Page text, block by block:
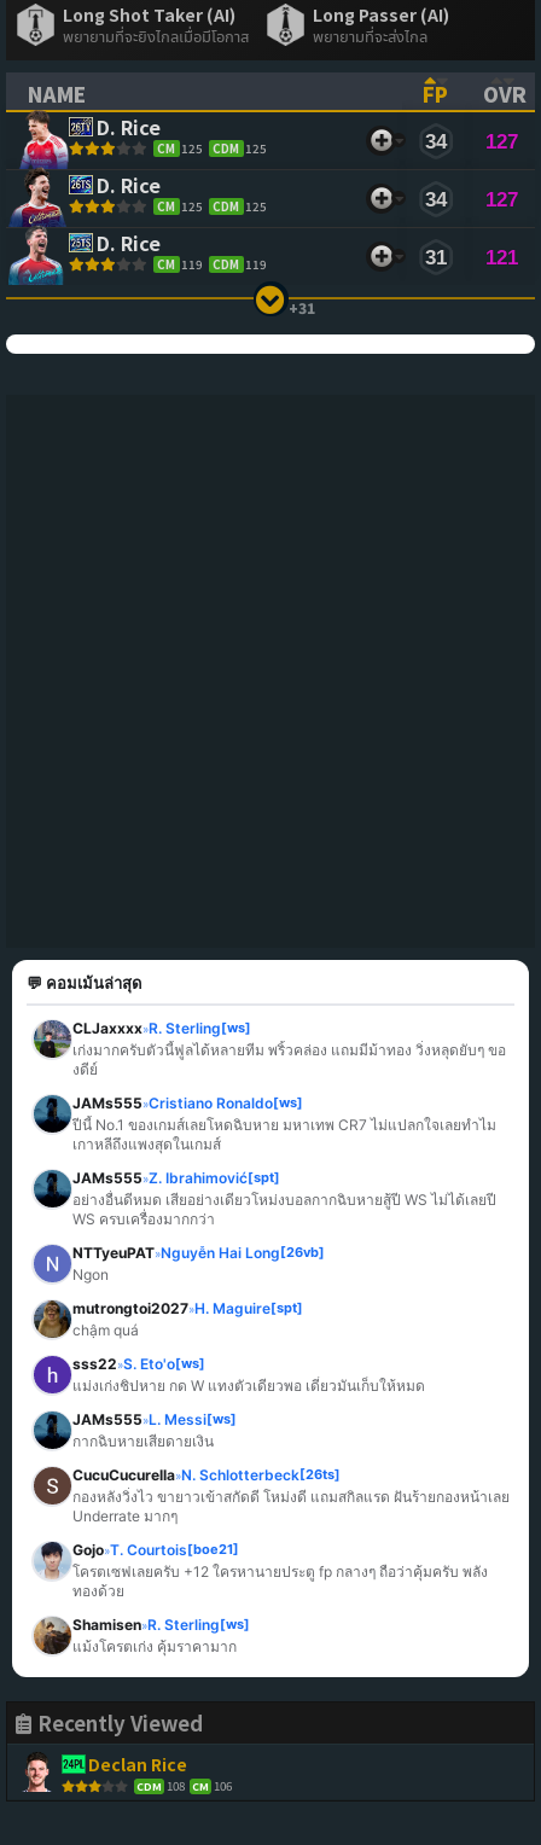
Long Shot Taker (AI)
พยายามที่จะยิงไกลเมื่อมีโอกาส
Long Passer (AI)
พยายามที่จะส่งไกล
NAME
(CLICK TO SORT ASCENDING)
FP
OVR
D. Rice
CM 125 CDM 125 34 127
D. Rice
CM 125 CDM 125 34 127
D. Rice
CM 119 CDM 119 31 121
+31
💬 คอมเม้นล่าสุด
CLJaxxxx»R. Sterling[ws]
เก่งมากครับตัวนี้ฟูลได้หลายทีม พริ้วคล่อง แถมมีม้าทอง วิ่งหลุดยับๆ ขอ
งดีย์
JAMs555»Cristiano Ronaldo[ws]
ปีนี้ No.1 ของเกมส์เลยโหดฉิบหาย มหาเทพ CR7 ไม่แปลกใจเลยทำไม
เกาหลีถึงแพงสุดในเกมส์
JAMs555»Z. Ibrahimović[spt]
อย่างอื่นดีหมด เสียอย่างเดียวโหม่งบอลกากฉิบหายสู้ปี WS ไม่ได้เลยปี
WS ครบเครื่องมากกว่า
NTTyeuPAT»Nguyễn Hai Long [26vb]
Ngon
mutrongtoi2027»H. Maguire[spt]
chậm quá
sss22»S. Eto'o[ws]
แม่งเก่งชิปหาย กด W แทงตัวเดียวพอ เดี๋ยวมันเก็บให้หมด
JAMs555»L. Messi[ws]
กากฉิบหายเสียดายเงิน
CucuCucurella»N. Schlotterbeck[26ts]
กองหลังวิ่งไว ขายาวเข้าสกัดดี โหม่งดี แถมสกิลแรด ฝันร้ายกองหน้าเลย
Underrate มากๆ
Gojo»T. Courtois[boe21]
โครตเซฟเลยครับ +12 ใครหานายประตู fp กลางๆ ถือว่าคุ้มครับ พลัง
ทองด้วย
Shamisen»R. Sterling[ws]
แม้งโครตเก่ง คุ้มราคามาก
Recently Viewed
Declan Rice
CDM 108 CM 106